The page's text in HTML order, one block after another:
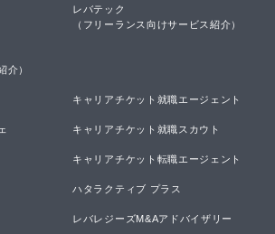
レバテック
（フリーランス向けサービス紹介）
介）
キャリアチケット就職エージェント
キャリアチケット就職スカウト
キャリアチケット転職エージェント
ハタラクティブ プラス
レバレジーズM&Aアドバイザリー